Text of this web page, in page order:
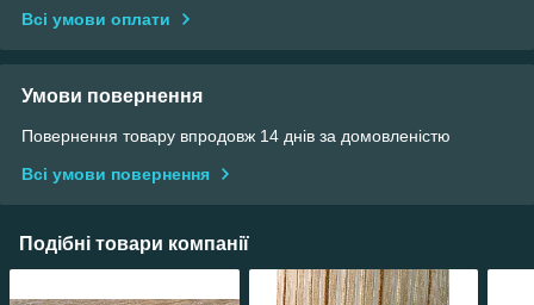
Всі умови оплати
Умови повернення
Повернення товару впродовж 14 днів за домовленістю
Всі умови повернення
Подібні товари компанії